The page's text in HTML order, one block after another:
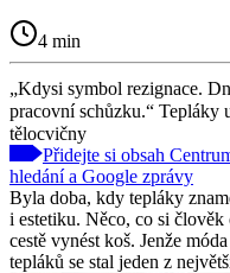
4 min
„Kdysi symbol rezignace.
pracovní schůzku.“ Tepláky
tělocvičny
Přidejte si obsah
hledání a Google zprávy
Byla doba, kdy tepláky
i estetiku. Něco, co si
cestě vynést koš. Jenže
tepláků se stal jeden z